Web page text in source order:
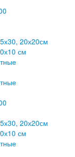
20х20см
см
20х20см
см